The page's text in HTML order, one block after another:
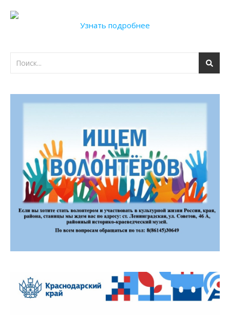
Узнать подробнее